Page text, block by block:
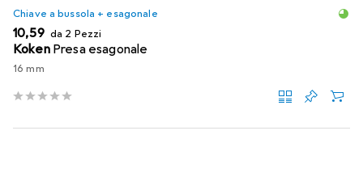
Chiave a bussola + esagonale
EUR
10,59 da 2 Pezzi
Koken Presa esagonale
16 mm